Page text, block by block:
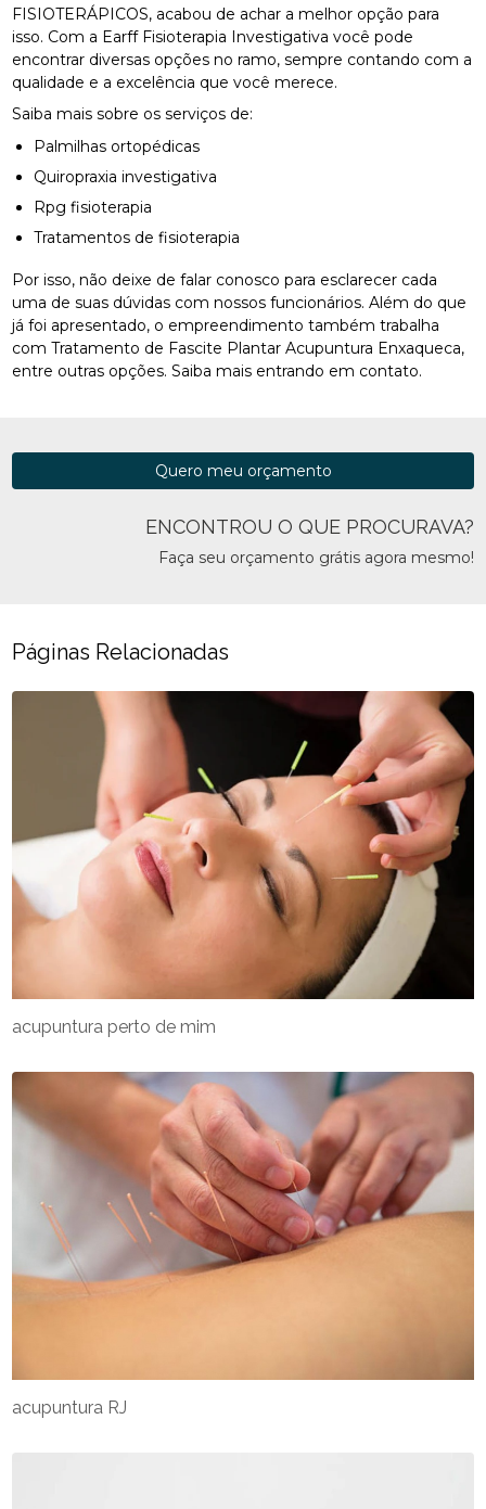
FISIOTERÁPICOS, acabou de achar a melhor opção para
isso. Com a Earff Fisioterapia Investigativa você pode
encontrar diversas opções no ramo, sempre contando com a
qualidade e a excelência que você merece.
Saiba mais sobre os serviços de:
Palmilhas ortopédicas
Quiropraxia investigativa
Rpg fisioterapia
Tratamentos de fisioterapia
Por isso, não deixe de falar conosco para esclarecer cada
uma de suas dúvidas com nossos funcionários. Além do que
já foi apresentado, o empreendimento também trabalha
com Tratamento de Fascite Plantar Acupuntura Enxaqueca,
entre outras opções. Saiba mais entrando em contato.
ENCONTROU O QUE PROCURAVA?
Faça seu orçamento grátis agora mesmo!
Quero meu orçamento
Páginas Relacionadas
acupuntura RJ
acupuntura perto de mim